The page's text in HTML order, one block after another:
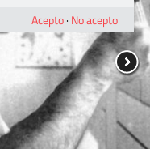
Acepto· No acepto